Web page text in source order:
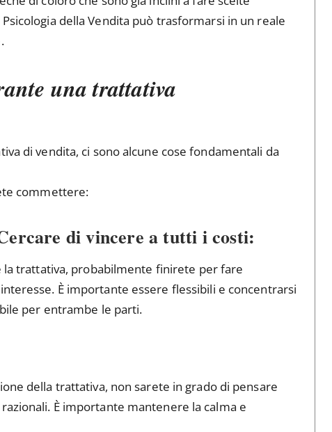
della Vendita può trasformarsi in un reale
una trattativa
di vendita, ci sono alcune cose fondamentali da
commettere:
di vincere a tutti i costi:
trattativa, probabilmente finirete per fare
È importante essere flessibili e concentrarsi
per entrambe le parti.
della trattativa, non sarete in grado di pensare
È importante mantenere la calma e